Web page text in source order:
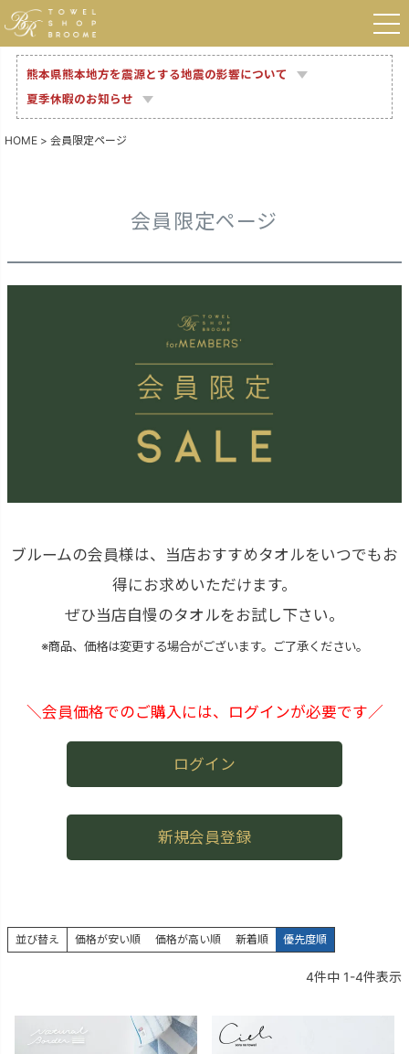
熊本県熊本地方を震源とする地震の影響について
夏季休暇のお知らせ
HOME 会員限定ページ
会員限定ページ
ブルームの会員様は、当店おすすめタオルをいつでもお
得にお求めいただけます。
ぜひ当店自慢のタオルをお試し下さい。
※商品、価格は変更する場合がございます。ご了承ください。
＼会員価格でのご購入には、ログインが必要です／
ログイン
新規会員登録
並び替え 価格が安い順 価格が高い順 新着順 優先度順
4件中 1-4件表示